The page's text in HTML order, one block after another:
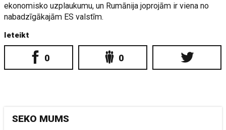
ekonomisko uzplaukumu, un Rumānija joprojām ir viena no
nabadzīgākajām ES valstīm.
Ieteikt
0 0
SEKO MUMS